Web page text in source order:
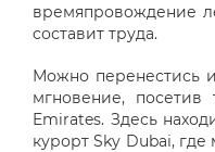
времяпровождение
составит труда.
Можно перенестись
мгновение,
Emirates. Здесь
курорт Sky Dubai,